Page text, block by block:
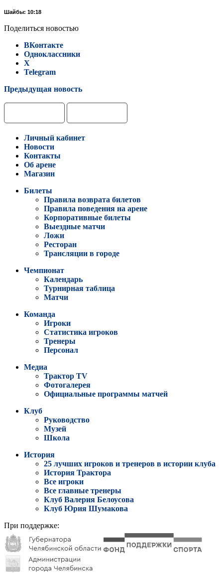
Шайбы: 10:18
Поделиться новостью
ВКонтакте
Одноклассники
X
Telegram
Предыдущая новость
Личный кабинет
Новости
Контакты
Об арене
Магазин
Билеты
Правила возврата билетов
Правила поведения на арене
Корпоративные билеты
Выездные матчи
Ложи
Ресторан
Трансляции в городе
Чемпионат
Календарь
Турнирная таблица
Матчи
Команда
Игроки
Статистика игроков
Тренеры
Персонал
Медиа
Трактор TV
Фотогалерея
Официальные программы матчей
Клуб
Руководство
Музей
Школа
История
25 лучших игроков и тренеров в истории клуба
История Трактора
Все игроки
Все главные тренеры
Клуб Валерия Белоусова
Клуб Юрия Шумакова
При поддержке: